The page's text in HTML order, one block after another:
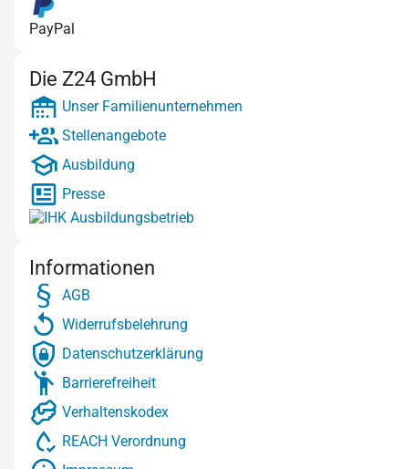
PayPal
Die Z24 GmbH
Unser Familienunternehmen
Stellenangebote
Ausbildung
Presse
Informationen
AGB
Widerrufsbelehrung
Datenschutzerklärung
Barrierefreiheit
Verhaltenskodex
REACH Verordnung